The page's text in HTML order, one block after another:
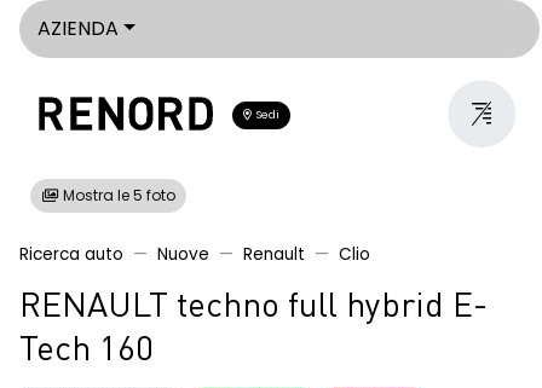
AZIENDA
Sedi
Mostra le 5 foto
Ricerca auto Nuove Renault Clio
RENAULT techno full hybrid E-
Tech 160